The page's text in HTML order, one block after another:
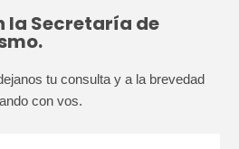
la Secretaría de
tu consulta y a la brevedad
con vos.